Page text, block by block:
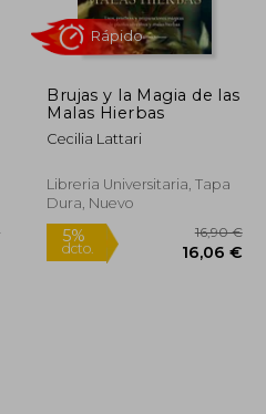
9,95 € 5%
Brujas y la Magia de las
Malas Hierbas
Cecilia Lattari
Libreria Universitaria, Tapa
Dura, Nuevo